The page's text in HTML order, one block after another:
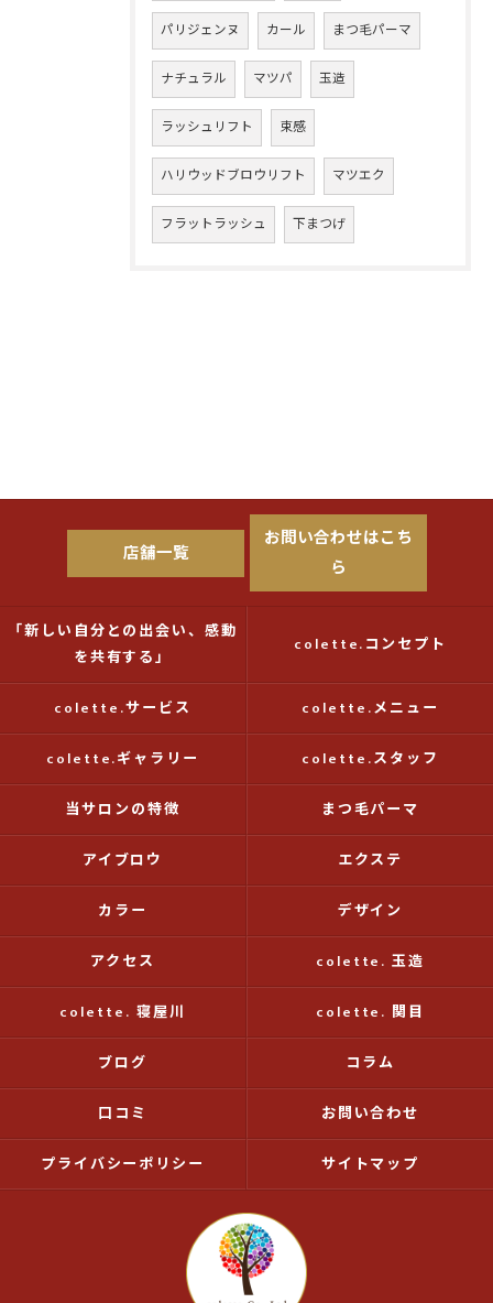
パリジェンヌ カール まつ毛パーマ
ナチュラル マツパ 玉造
ラッシュリフト 束感
ハリウッドブロウリフト マツエク
フラットラッシュ 下まつげ
店舗一覧
お問い合わせはこち
ら
「新しい自分との出会い、感動
を共有する」
colette.コンセプト
colette.サービス colette.メニュー
colette.ギャラリー colette.スタッフ
当サロンの特徴 まつ毛パーマ
アイブロウ エクステ
カラー デザイン
アクセス colette. 玉造
colette. 寝屋川 colette. 関目
ブログ コラム
口コミ お問い合わせ
プライバシーポリシー サイトマップ